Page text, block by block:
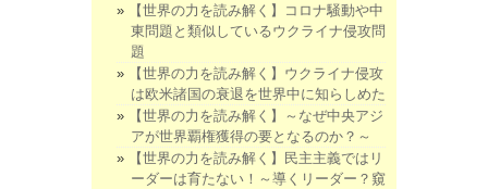
【世界の力を読み解く】コロナ騒動や中
東問題と類似しているウクライナ侵攻問
題
【世界の力を読み解く】ウクライナ侵攻
は欧米諸国の衰退を世界中に知らしめた
【世界の力を読み解く】～なぜ中央アジ
アが世界覇権獲得の要となるのか？～
【世界の力を読み解く】民主主義ではリ
ーダーは育たない！～導くリーダー？窺